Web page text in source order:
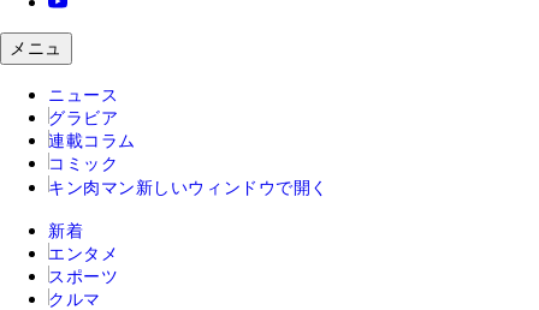
メニュ
ニュース
グラビア
連載コラム
コミック
キン肉マン 新しいウィンドウで開く
新着
エンタメ
スポーツ
クルマ